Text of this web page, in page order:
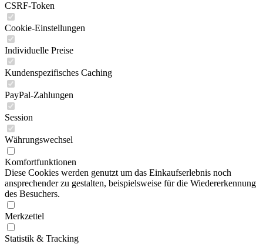
CSRF-Token
Cookie-Einstellungen
Individuelle Preise
Kundenspezifisches Caching
PayPal-Zahlungen
Session
Währungswechsel
Komfortfunktionen
Diese Cookies werden genutzt um das Einkaufserlebnis noch
ansprechender zu gestalten, beispielsweise für die Wiedererkennung
des Besuchers.
Merkzettel
Statistik & Tracking